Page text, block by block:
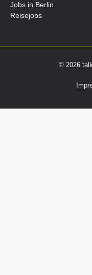
Jobs in Berlin
Reisejobs
© 2026